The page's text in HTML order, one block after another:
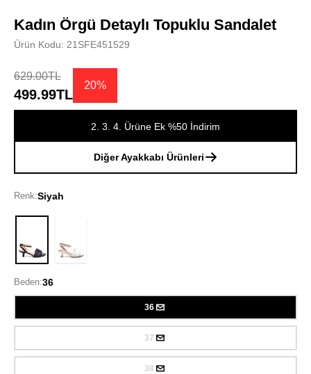
Kadın Örgü Detaylı Topuklu Sandalet
Ürün Kodu: 21SFE451529
629.00TL
499.99TL
20%
2. 3. 4. Ürüne Ek %50 İndirim
Diğer Ayakkabı Ürünleri
Renk:Siyah
Siyah
Beden:36
36
37
38